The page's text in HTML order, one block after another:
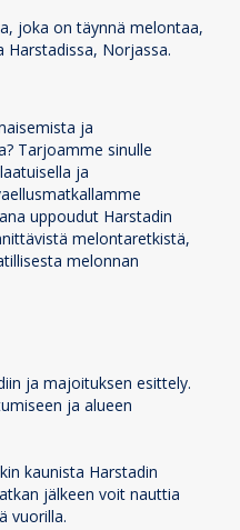
joka on täynnä melontaa,
Norjassa.
ja
Tarjoamme sinulle
ja
uppoudut Harstadin
melontaretkistä,
melonnan
ja majoituksen esittely.
ja alueen
kaunista Harstadin
jälkeen voit nauttia
vuorilla.